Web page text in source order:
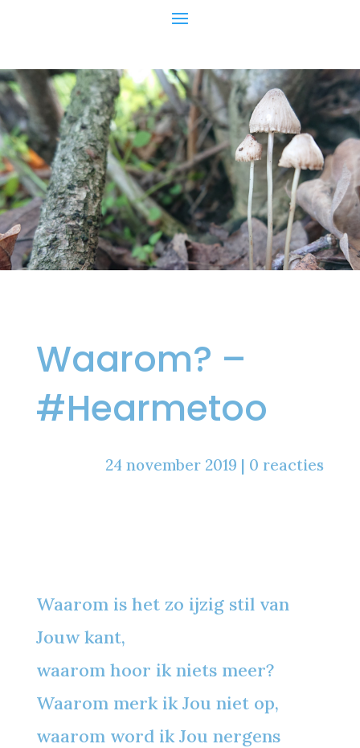
Waarom? –
#Hearmetoo
24 november 2019 | 0 reacties
Waarom is het zo ijzig stil van
Jouw kant,
waarom hoor ik niets meer?
Waarom merk ik Jou niet op,
waarom word ik Jou nergens